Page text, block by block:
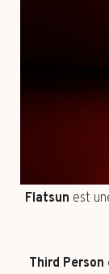
Flatsun est
Third Person